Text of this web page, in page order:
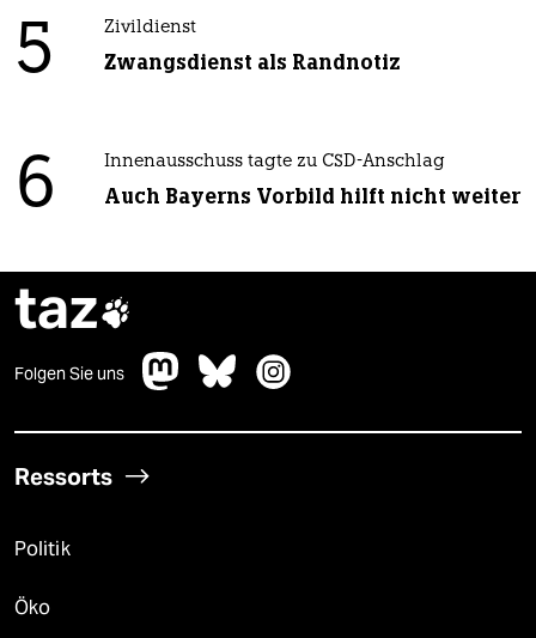
5 Zivildienst
Zwangsdienst als Randnotiz
6 Innenausschuss tagte zu CSD-Anschlag
Auch Bayerns Vorbild hilft nicht weiter
taz
Folgen Sie uns
Ressorts
Politik
Öko